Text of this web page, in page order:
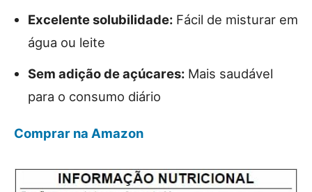
Excelente solubilidade: Fácil de misturar em
água ou leite
Sem adição de açúcares: Mais saudável
para o consumo diário
Comprar na Amazon